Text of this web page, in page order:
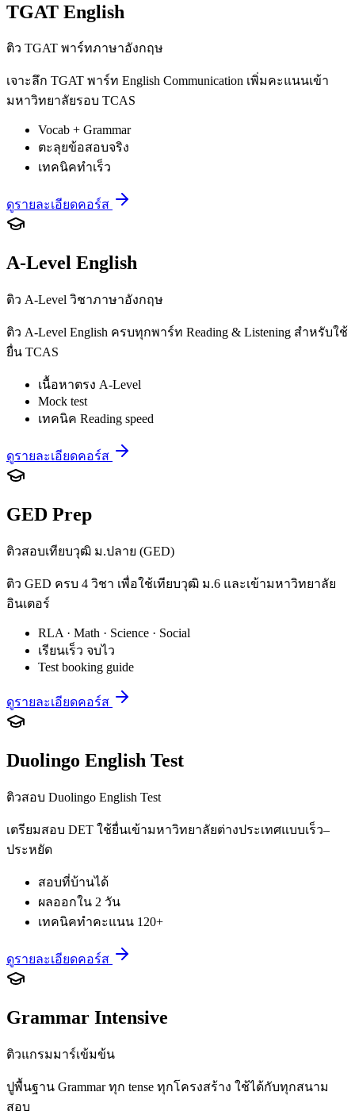
TGAT English
ติว TGAT พาร์ทภาษาอังกฤษ
เจาะลึก TGAT พาร์ท English Communication เพิ่มคะแนนเข้า
มหาวิทยาลัยรอบ TCAS
Vocab + Grammar
ตะลุยข้อสอบจริง
เทคนิคทำเร็ว
ดูรายละเอียดคอร์ส
A-Level English
ติว A-Level วิชาภาษาอังกฤษ
ติว A-Level English ครบทุกพาร์ท Reading & Listening สำหรับใช้
ยื่น TCAS
เนื้อหาตรง A-Level
Mock test
เทคนิค Reading speed
ดูรายละเอียดคอร์ส
GED Prep
ติวสอบเทียบวุฒิ ม.ปลาย (GED)
ติว GED ครบ 4 วิชา เพื่อใช้เทียบวุฒิ ม.6 และเข้ามหาวิทยาลัย
อินเตอร์
RLA · Math · Science · Social
เรียนเร็ว จบไว
Test booking guide
ดูรายละเอียดคอร์ส
Duolingo English Test
ติวสอบ Duolingo English Test
เตรียมสอบ DET ใช้ยื่นเข้ามหาวิทยาลัยต่างประเทศแบบเร็ว–
ประหยัด
สอบที่บ้านได้
ผลออกใน 2 วัน
เทคนิคทำคะแนน 120+
ดูรายละเอียดคอร์ส
Grammar Intensive
ติวแกรมมาร์เข้มข้น
ปูพื้นฐาน Grammar ทุก tense ทุกโครงสร้าง ใช้ได้กับทุกสนาม
สอบ